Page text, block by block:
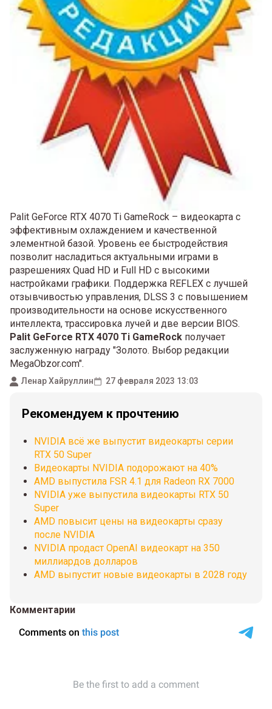
Palit GeForce RTX 4070 Ti GameRock – видеокарта с
эффективным охлаждением и качественной
элементной базой. Уровень ее быстродействия
позволит насладиться актуальными играми в
разрешениях Quad HD и Full HD с высокими
настройками графики. Поддержка REFLEX с лучшей
отзывчивостью управления, DLSS 3 с повышением
производительности на основе искусственного
интеллекта, трассировка лучей и две версии BIOS.
Palit GeForce RTX 4070 Ti GameRock получает
заслуженную награду "Золото. Выбор редакции
MegaObzor.com".
Ленар Хайруллин 27 февраля 2023 13:03
Рекомендуем к прочтению
NVIDIA всё же выпустит видеокарты серии
RTX 50 Super
Видеокарты NVIDIA подорожают на 40%
AMD выпустила FSR 4.1 для Radeon RX 7000
NVIDIA уже выпустила видеокарты RTX 50
Super
AMD повысит цены на видеокарты сразу
после NVIDIA
NVIDIA продаст OpenAI видеокарт на 350
миллиардов долларов
AMD выпустит новые видеокарты в 2028 году
Комментарии